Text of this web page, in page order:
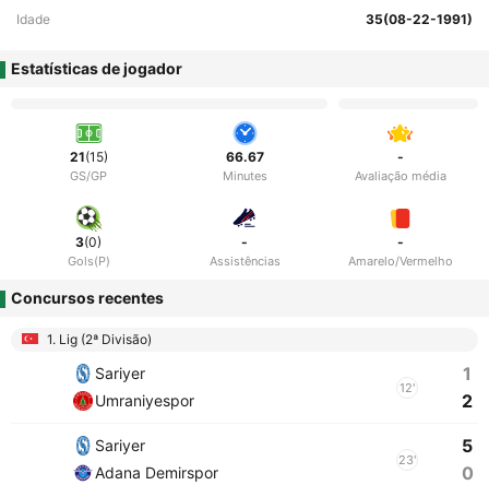
Idade 35(08-22-1991)
Estatísticas de jogador
21(15)
GS/GP
66.67
Minutes
-
Avaliação média
3(0)
Gols(P)
-
Assistências
-
Amarelo/Vermelho
Concursos recentes
1. Lig (2ª Divisão)
Sariyer
Umraniyespor
12'
1
2
Sariyer
Adana Demirspor
23'
5
0